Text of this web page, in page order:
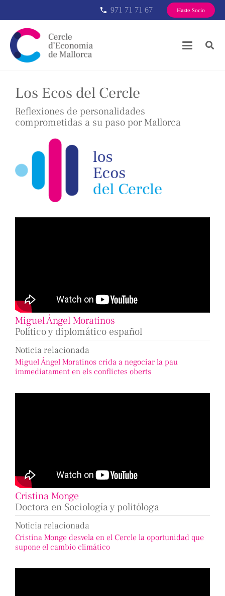
phone 971 71 71 67 Hazte Socio
Los Ecos del Cercle
Reflexiones de personalidades
comprometidas a su paso por Mallorca
Miguel Ángel Moratinos
Político y diplomático español
Noticia relacionada
Miguel Ángel Moratinos crida a negociar la pau
immediatament en els conflictes oberts
Cristina Monge
Doctora en Sociología y politóloga
Noticia relacionada
Cristina Monge desvela en el Cercle la oportunidad que
supone el cambio climático